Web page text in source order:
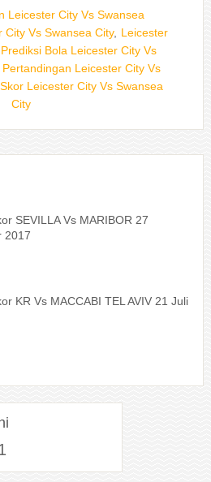
Leicester City Vs Swansea
City Vs Swansea City, Leicester
Prediksi Bola Leicester City Vs
Pertandingan Leicester City Vs
Leicester City Vs Swansea
City
SEVILLA Vs MARIBOR 27
2017
KR Vs MACCABI TEL AVIV 21 Juli